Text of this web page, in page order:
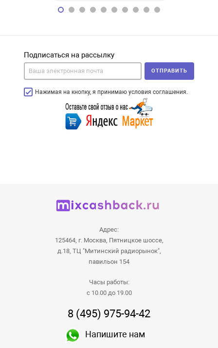
Подписаться на рассылку
Нажимая на кнопку, я принимаю условия соглашения.
ОТПРАВИТЬ
Адрес:
125464, г. Москва, Пятницкое шоссе,
д.18, ТЦ "Митинский радиорынок",
павильон 154
Часы работы:
с 10.00 до 19.00
8 (495) 975-94-42
Напишите нам